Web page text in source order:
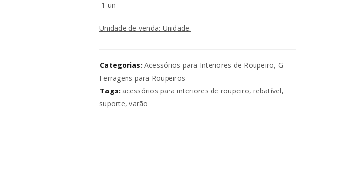
A ligação para definir uma nova senha será enviada para o seu
Os seus dados pessoais serão utilizados para melhorar a sua
experiência por toda a loja, para gerir o acesso à sua conta e
1 un
Unidade de venda: Unidade.
Categorias: Acessórios para Interiores de Roupeiro, G -
Ferragens para Roupeiros
Tags: acessórios para interiores de roupeiro,rebatível,
suporte,varão